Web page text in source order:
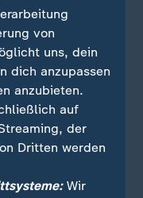
aber knapp
wenige Minuten
Tore noch
für Werder
von
uns, dein
dich anzupassen
anzubieten.
auf
der
Dritten werden
Wir